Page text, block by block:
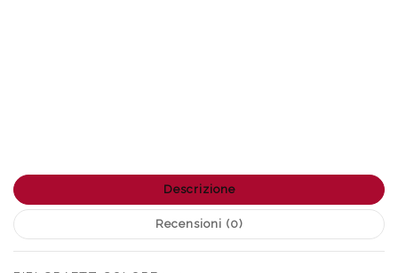
Descrizione
Recensioni (0)